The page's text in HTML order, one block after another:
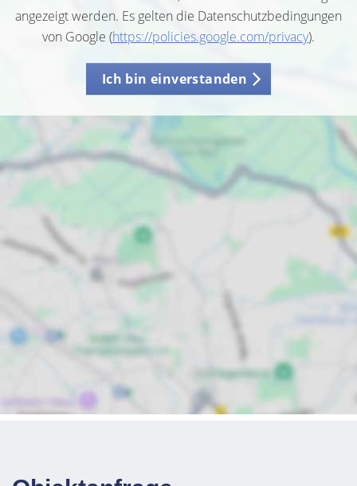
angezeigt werden. Es gelten die Datenschutzbedingungen
von Google (https://policies.google.com/privacy).
Ich bin einverstanden